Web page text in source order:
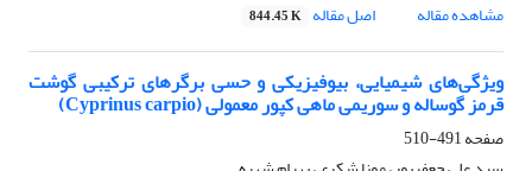
مشاهده مقاله
اصل مقاله 844.45 K
ویژگی‌های شیمیایی، بیوفیزیکی و حسی برگرهای ترکیبی گوشت
قرمز گوساله و سوریمی ماهی کپور معمولی (Cyprinus carpio)
صفحه491-510